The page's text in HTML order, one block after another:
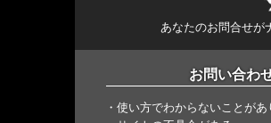
あなたのお問合せが
お問い合わ
・使い方でわからないことが